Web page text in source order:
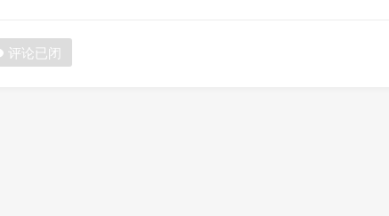
评论已闭